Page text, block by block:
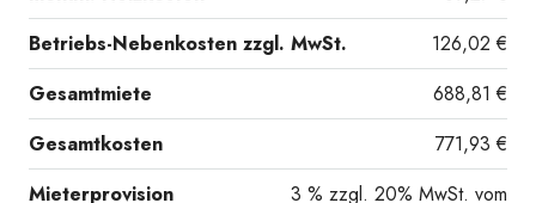
20260731_143723141_iOS
Betriebs-Nebenkosten zzgl. MwSt.
126,02 €
Gesamtmiete
688,81 €
Gesamtkosten
771,93 €
Mieterprovision
3 % zzgl. 20% MwSt. vom